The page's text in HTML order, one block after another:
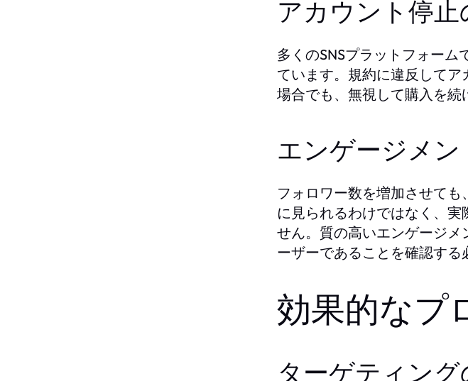
アカウント停止
多くのSNSプラットフォー
ています。規約に違反して
場合でも、無視して購入を続
エンゲージメン
フォロワー数を増加させて
に見られるわけではなく、
せん。質の高いエンゲージ
ーザーであることを確認する
効果的なプ
ターゲティング